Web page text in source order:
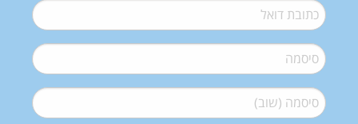
דואל*
סיסמה*
סיסמה (שוב)*